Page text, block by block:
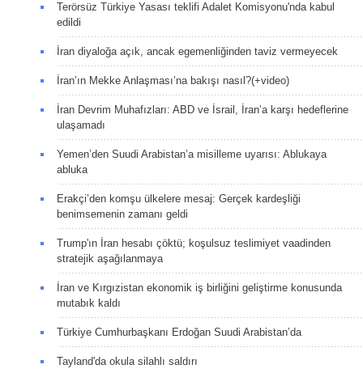
Terörsüz Türkiye Yasası teklifi Adalet Komisyonu'nda kabul
edildi
İran diyaloğa açık, ancak egemenliğinden taviz vermeyecek
İran’ın Mekke Anlaşması’na bakışı nasıl?(+video)
İran Devrim Muhafızları: ABD ve İsrail, İran’a karşı hedeflerine
ulaşamadı
Yemen’den Suudi Arabistan’a misilleme uyarısı: Ablukaya
abluka
Erakçi’den komşu ülkelere mesaj: Gerçek kardeşliği
benimsemenin zamanı geldi
Trump'ın İran hesabı çöktü; koşulsuz teslimiyet vaadinden
stratejik aşağılanmaya
İran ve Kırgızistan ekonomik iş birliğini geliştirme konusunda
mutabık kaldı
Türkiye Cumhurbaşkanı Erdoğan Suudi Arabistan’da
Tayland'da okula silahlı saldırı